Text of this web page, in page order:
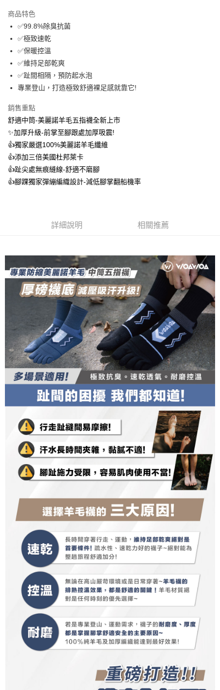
1.本服務由台灣大哥大提供，台灣大哥大用戶可立即使用無須另外申請。
2.付款方式選擇「大哥付你分期」，訂單成立後會自動跳轉到大哥付的交易
成交易。
3.實際核准額度、可分期數及費用金額請依後續交易確認頁面所載為準。
4.訂單成立30分鐘內，如未前往確認交易或遇審核未通過，訂單將自動取
消。如遇「轉專審核」未通過狀況，表示未達大哥付你分期系統評分，恕無
法說明評估內容。
【繳款方式說明】
醒簡訊。
2.透過簡訊連結打開帳單後，可選擇「超商條碼／台灣大直營門市／銀行轉
帳／街口支付／iPASS MONEY」等通路繳費。
1.本服務係由「台灣大哥大股份有限公司」（以下簡稱本公司）所提供，讓
用戶於交易時，得透過本服務購買商品或服務，並由商店將買賣／分期付款
買賣價金債權讓與本公司後，依約使用本公司帳單繳交帳款。
2.基於同意付款使用「大哥付你分期」之契約關係目的，商店將以您的個人
資料（包含姓名、電話或地址）提供予台灣大哥大進項蒐集、處理及利用，
AFTEE先享後付
相關說明
【關於「AFTEE先享後付」】
便利好安心！
１．簡單：不需註冊會員、不需綁卡、不需儲值。
２．便利：只要手機號碼，簡訊認證，即可結帳。
３．安心：先確認商品／服務後，再付款。
１．於結帳方式選擇「AFTEE先享後付」後，將跳轉至「AFTEE先享後付」
結帳頁面，進行簡訊認證並確認金額後，即可完成結帳。
２．訂單成立數日內，您將收到繳費通知簡訊。
３．收到繳費通知簡訊後14天內，點擊此簡訊中的連結，可透過四大超商／
ATM／網路銀行／等多元方式進行付款，方視為交易完成。
購買商品的店家。未經商家同意取消之訂單仍視為有效，需透過AFTEE先享
後付繳納相關費用。
※ 交易是否成功請以「AFTEE先享後付 」之結帳頁面顯示為準，若有關於
是否繳費成功／繳費後需取消欲退款等相關疑問，請聯繫「AFTEE先享後付
１．透過由恩沛科技股份有限公司提供之「AFTEE先享後付」服務完成之交
https://aftee.tw/terms/#terms3
３．未成年的使用者請事先徵得法定代理人或監護人之同意方可使用
「AFTEE先享後付」，若未經同意申辦者引起之損失，本公司不負相關責
任。
４．使用「AFTEE先享後付」時，將依據個別帳號之用戶狀況，依本公司即
時審查核予不同之上限額度；若仍有額度不足之情形，本公司將視審查結果
請求用戶進行身份認證。
５．嚴禁一人註冊多個帳號或使用他人資訊註冊。若發現惡意使用之情形，
恩沛科技股份有限公司將有權停止該用戶之使用額度並採取法律行動。
ATM付款
運送方式
全家取貨付款
付款後全家取貨
每筆NT$100，滿NT$1,000(含以上)免運費
7-11取貨付款
每筆NT$100，滿NT$1,000(含以上)免運費
付款後7-11取貨
每筆NT$100，滿NT$1,000(含以上)免運費
每筆NT$135，滿NT$1,500(含以上)免運費
順豐 查看運費
商品特色
✅99.8%除臭抗菌
✅極致速乾
✅保暖控溫
✅維持足部乾爽
✅趾間相隔，預防起水泡
專業登山，打造極致舒適裸足感就靠它!
銷售重點
舒適中筒-美麗諾羊毛五指襪全新上市
✨加厚升級-前掌至腳跟處加厚吸震!
👍️獨家嚴選100%美麗諾羊毛纖維
👍️添加三倍美國杜邦萊卡
👍️趾尖處無痕縫線-舒適不磨腳
👍️腳踝獨家彈繃編織設計-減低腳掌翻船機率
詳細說明 相關推薦